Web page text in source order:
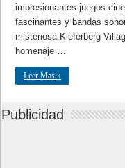
impresionantes juegos
fascinantes y bandas
misteriosa Kieferberg
homenaje …
Leer Mas »
Publicidad